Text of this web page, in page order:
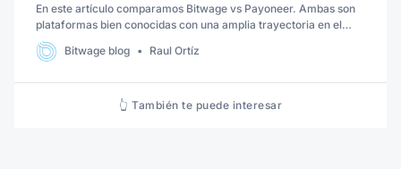
En este artículo comparamos Bitwage vs Payoneer. Ambas son
plataformas bien conocidas con una amplia trayectoria en el
mundo de los trabajadores remotos e independientes.
Exploremos de qué se trata!
Bitwage blog Raul Ortíz
👆 También te puede interesar